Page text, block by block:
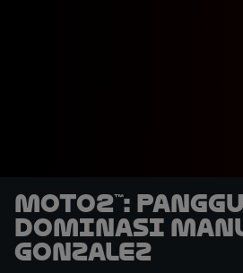
Moto2™:
Dominasi
Gonzalez